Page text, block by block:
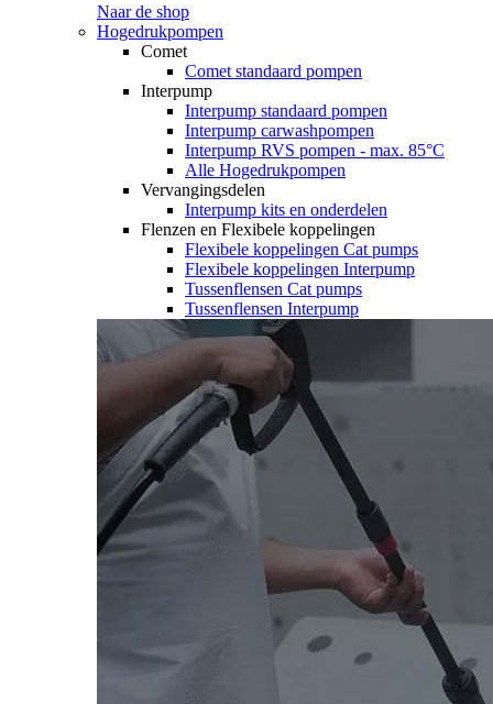
Naar de shop
Hogedrukpompen
Comet
Comet standaard pompen
Interpump
Interpump standaard pompen
Interpump carwashpompen
Interpump RVS pompen - max. 85°C
Alle Hogedrukpompen
Vervangingsdelen
Interpump kits en onderdelen
Flenzen en Flexibele koppelingen
Flexibele koppelingen Cat pumps
Flexibele koppelingen Interpump
Tussenflensen Cat pumps
Tussenflensen Interpump